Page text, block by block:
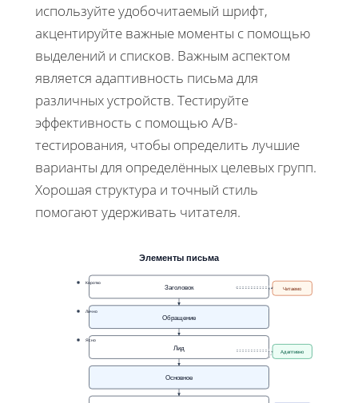
используйте удобочитаемый шрифт,
акцентируйте важные моменты с помощью
выделений и списков. Важным аспектом
является адаптивность письма для
различных устройств. Тестируйте
эффективность с помощью A/B-
тестирования, чтобы определить лучшие
варианты для определённых целевых групп.
Хорошая структура и точный стиль
помогают удерживать читателя.
Элементы письма
Заголовок
Обращение
Лид
Основное
Читаемо
Адаптивно
Коротко
Лично
Ясно